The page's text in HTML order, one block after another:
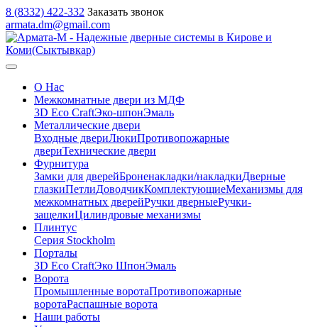
8 (8332) 422-332 Заказать звонок
armata.dm@gmail.com
О Нас
Межкомнатные двери из МДФ
3D Eco CraftЭко-шпонЭмаль
Металлические двери
Входные двериЛюкиПротивопожарные
двериТехнические двери
Фурнитура
Замки для дверейБроненакладки/накладкиДверные
глазкиПетлиДоводчикКомплектующиеМеханизмы для
межкомнатных дверейРучки дверныеРучки-
защелкиЦилиндровые механизмы
Плинтус
Серия Stockholm
Порталы
3D Eco CraftЭко ШпонЭмаль
Ворота
Промышленные воротаПротивопожарные
воротаРаспашные ворота
Наши работы